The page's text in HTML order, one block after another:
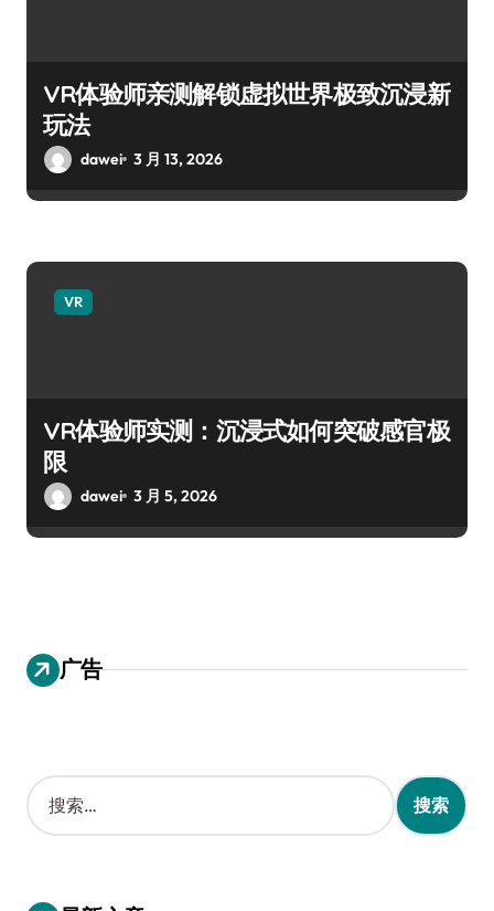
VR体验师亲测解锁虚拟世界极致沉浸新
玩法
dawei 3 月 13, 2026
VR
VR体验师实测：沉浸式如何突破感官极
限
dawei 3 月 5, 2026
广告
搜
索
：